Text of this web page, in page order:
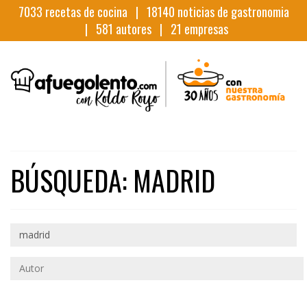
7033 recetas de cocina | 18140 noticias de gastronomia
| 581 autores | 21 empresas
BÚSQUEDA: MADRID